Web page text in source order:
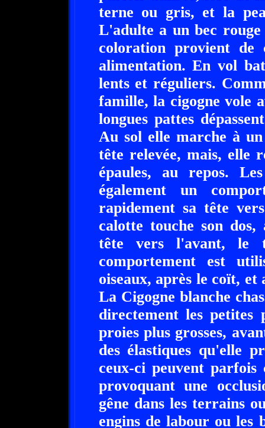
terne ou gris, et la
L'adulte a un bec
coloration provient de
alimentation. En vol
lents et réguliers.
famille, la cigogne vole
longues pattes
Au sol elle marche à
tête relevée, mais, elle
épaules, au repos.
également un
rapidement sa tête
calotte touche son
tête vers l'avant, le
comportement est
oiseaux, après le coït, et
La Cigogne blanche
directement les petites
proies plus grosses,
des élastiques qu'elle
ceux-ci peuvent
provoquant une
gêne dans les terrains
engins de labour ou les